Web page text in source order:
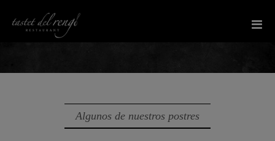
Algunos de nuestros postres